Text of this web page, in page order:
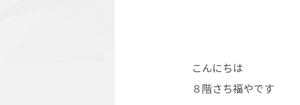
こんにちは
８階さち福やです